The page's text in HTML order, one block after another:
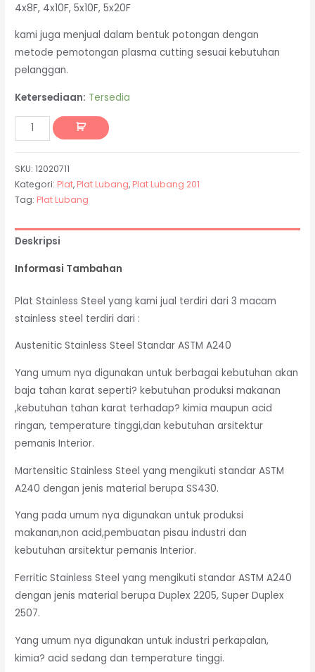
4x8F, 4x10F, 5x10F, 5x20F
kami juga menjual dalam bentuk potongan dengan
metode pemotongan plasma cutting sesuai kebutuhan
pelanggan.
Ketersediaan: Tersedia
SKU:12020711
Kategori: Plat, Plat Lubang, Plat Lubang 201
Tag: Plat Lubang
Deskripsi
Informasi Tambahan
Plat Stainless Steel yang kami jual terdiri dari 3 macam
stainless steel terdiri dari :
Austenitic Stainless Steel Standar ASTM A240
Yang umum nya digunakan untuk berbagai kebutuhan akan
baja tahan karat seperti? kebutuhan produksi makanan
,kebutuhan tahan karat terhadap? kimia maupun acid
ringan, temperature tinggi,dan kebutuhan arsitektur
pemanis Interior.
Martensitic Stainless Steel yang mengikuti standar ASTM
A240 dengan jenis material berupa SS430.
Yang pada umum nya digunakan untuk produksi
makanan,non acid,pembuatan pisau industri dan
kebutuhan arsitektur pemanis Interior.
Ferritic Stainless Steel yang mengikuti standar ASTM A240
dengan jenis material berupa Duplex 2205, Super Duplex
2507.
Yang umum nya digunakan untuk industri perkapalan,
kimia? acid sedang dan temperature tinggi.